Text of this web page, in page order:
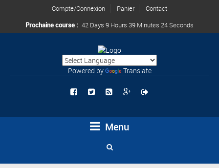
Compte/Connexion Panier
Contact
Prochaine course : 42 Days 9 Hours 39 Minutes 24 Seconds
Powered by Translate
Menu